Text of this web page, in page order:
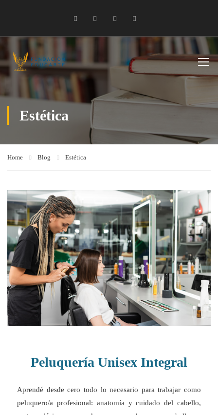
Estética
Home Blog Estética
Peluquería Unisex Integral
Aprendé desde cero todo lo necesario para trabajar como
peluquero/a profesional: anatomía y cuidado del cabello,